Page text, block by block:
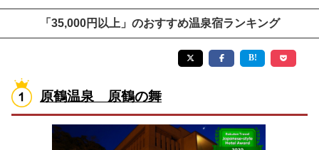
「35,000円以上」のおすすめ温泉宿ランキング
原鶴温泉 原鶴の舞